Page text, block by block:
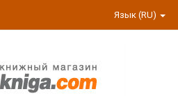
Язык (RU)